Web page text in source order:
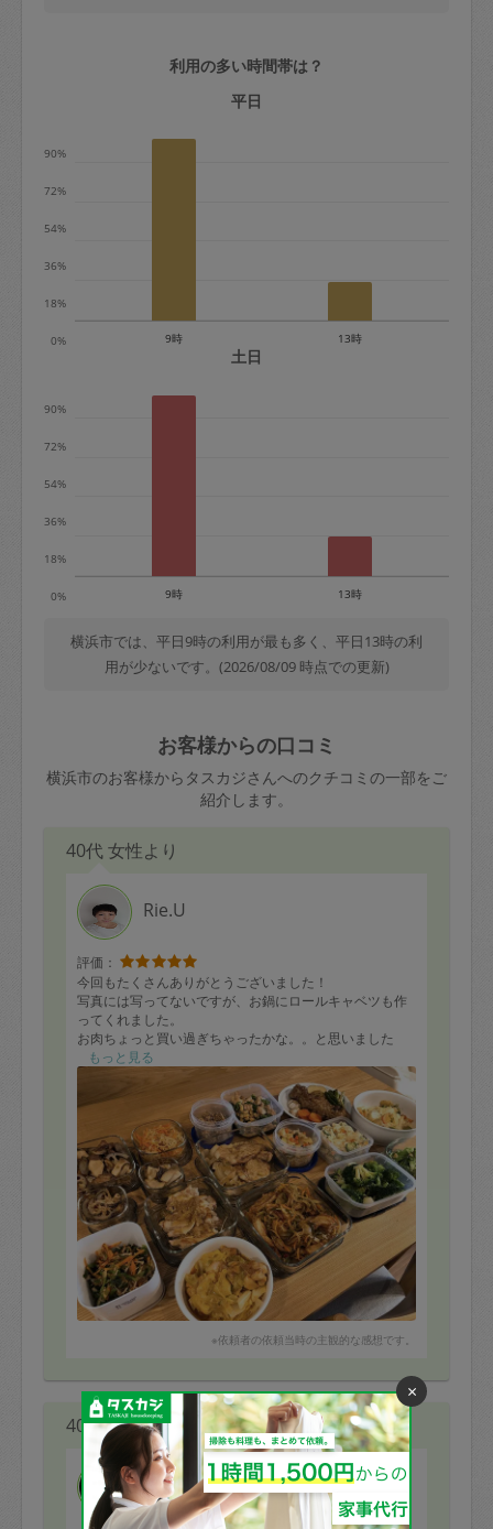
定期契約をキャンセルする場合、毎週定
期は月2回まで隔週定期は月1回までキャ
※キャンセル料金の設定について：
利用の多い時間帯は？
平日
0%
18%
36%
54%
72%
90%
9時 13時
土日
0%
18%
36%
54%
72%
90%
9時 13時
横浜市では、平日9時の利用が最も多く、平日13時の利
用が少ないです。(2026/08/09 時点での更新)
お客様からの口コミ
横浜市のお客様からタスカジさんへのクチコミの一部をご
紹介します。
40代 女性より
Rie.U
評価：
今回もたくさんありがとうございました！
写真には写ってないですが、お鍋にロールキャベツも作
ってくれました。
お肉ちょっと買い過ぎちゃったかな。。と思いました
が、全てきれいに調理していただき感動です。
もっと見る
※依頼者の依頼当時の主観的な感想です。
40代 女性より
タカハシミオ.
×